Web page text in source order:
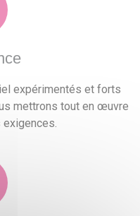
expérimentés et forts
mettrons tout en œuvre